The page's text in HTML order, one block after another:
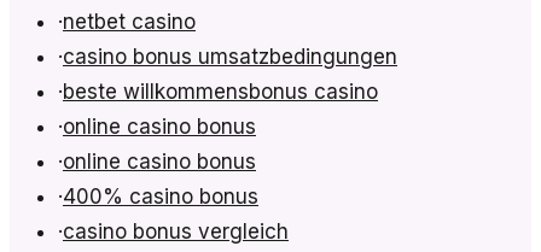
·netbet casino
·casino bonus umsatzbedingungen
·beste willkommensbonus casino
·online casino bonus
·online casino bonus
·400% casino bonus
·casino bonus vergleich